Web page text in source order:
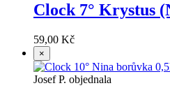
Clock 7° Krystus
59,00 Kč
×
Josef P. objednala